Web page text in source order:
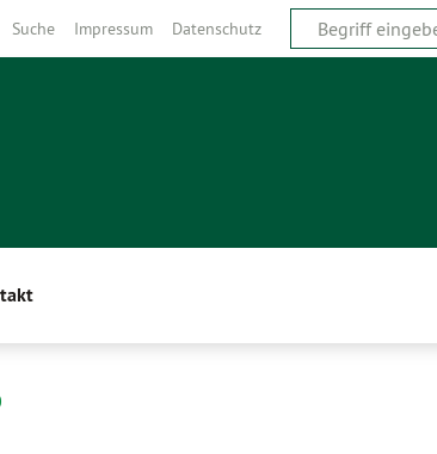
Suche Impressum Datenschutz